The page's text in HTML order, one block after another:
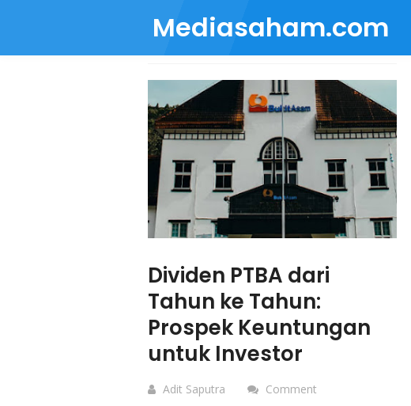
Mediasaham.com
Dividen PTBA dari
Tahun ke Tahun:
Prospek Keuntungan
untuk Investor
Adit Saputra
Comment